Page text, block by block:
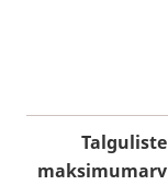
Talguliste
maksimumarv